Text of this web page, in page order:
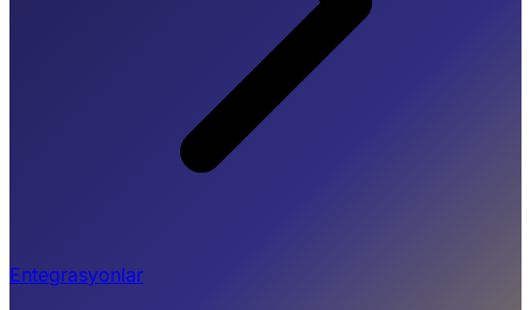
Entegrasyonlar